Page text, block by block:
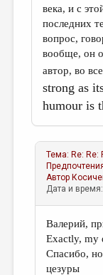
века, и с
последних
вопрос,
вообще, он
автор, во
strong as
humour is
Тема: Re:
Автор
Дата и
Валерий,
Exactly, my
Спасибо,
цезуры